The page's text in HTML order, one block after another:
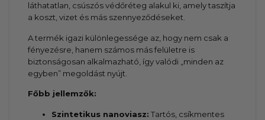
láthatatlan, csúszós védőréteg alakul ki, amely taszítja
a koszt, vizet és más szennyeződéseket.
A termék igazi különlegessége az, hogy nem csak a
fényezésre, hanem számos más felületre is
biztonságosan alkalmazható, így valódi „minden az
egyben” megoldást nyújt.
Főbb jellemzők:
Szintetikus nanoviasz: Tartós, csíkmentes